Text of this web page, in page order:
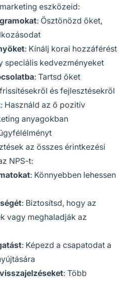
eszközeid:
: Ösztönözd őket,
: Kínálj korai hozzáférést
speciális kedvezményeket
: Tartsd őket
és fejlesztésekről
: Használd az ő pozitív
anyagokban
az összes érintkezési
NPS-t:
: Könnyebben lehessen
: Biztosítsd, hogy az
vagy meghaladják az
: Képezd a csapatodat a
: Több